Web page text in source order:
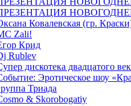
Ковалевская (гр.
Zali!
Крид
Rublev
дискотека двадцатого
Эротическое шоу
Триада
& Skorobogatiy